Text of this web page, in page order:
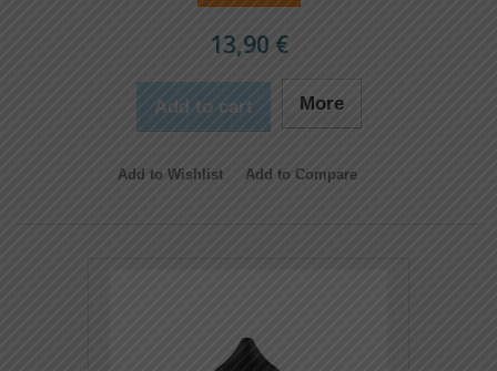
13,90 €
Add to cart More
Add to Wishlist Add to Compare